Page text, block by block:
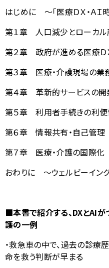
はじめに ～「医療ＤＸ・ＡＩ
第１章 人口減少とローカル
第２章 政府が進める医療Ｄ
第３章 医療・介護現場の業
第４章 革新的サービスの開発
第５章 利用者手続きの利
第６章 情報共有・自己管理
第７章 医療・介護の国際化
おわりに ～ウェルビーイン
■本書で紹介する、DXとAIが
護の一例
・救急車の中で、過去の診療
命を救う判断が早まる